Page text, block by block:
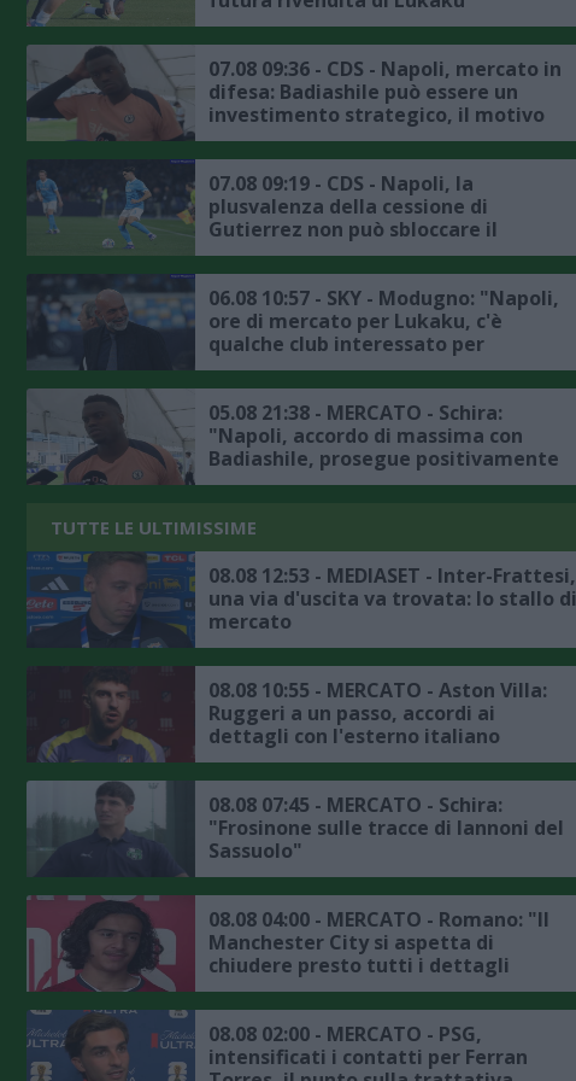
07.08 09:36 - CDS - Napoli, mercato in
difesa: Badiashile può essere un
investimento strategico, il motivo
07.08 09:19 - CDS - Napoli, la
plusvalenza della cessione di
Gutierrez non può sbloccare il
mercato, il punto
06.08 10:57 - SKY - Modugno: "Napoli,
ore di mercato per Lukaku, c'è
qualche club interessato per
l'attaccante belga, l'Atlanta non è in
pole"
05.08 21:38 - MERCATO - Schira:
"Napoli, accordo di massima con
Badiashile, prosegue positivamente
la trattativa con il Chelsea, ecco i
TUTTE LE ULTIMISSIME
08.08 12:53 - MEDIASET - Inter-Frattesi,
una via d'uscita va trovata: lo stallo di
mercato
08.08 10:55 - MERCATO - Aston Villa:
Ruggeri a un passo, accordi ai
dettagli con l'esterno italiano
08.08 07:45 - MERCATO - Schira:
"Frosinone sulle tracce di Iannoni del
Sassuolo"
08.08 04:00 - MERCATO - Romano: "Il
Manchester City si aspetta di
chiudere presto tutti i dettagli
dell'affare Bouaddi"
08.08 02:00 - MERCATO - PSG,
intensificati i contatti per Ferran